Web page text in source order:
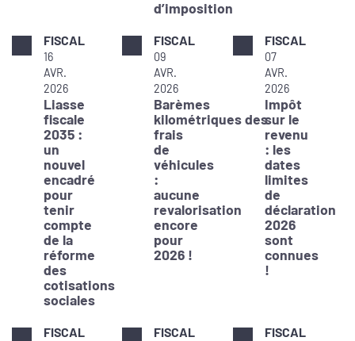
d’imposition
FISCAL
16
AVR.
2026
Liasse
fiscale
2035 :
un
nouvel
encadré
pour
tenir
compte
de la
réforme
des
cotisations
sociales
FISCAL
09
AVR.
2026
Barèmes
kilométriques des
frais
de
véhicules
:
aucune
revalorisation
encore
pour
2026 !
FISCAL
07
AVR.
2026
Impôt
sur le
revenu
: les
dates
limites
de
déclaration
2026
sont
connues
!
FISCAL FISCAL FISCAL